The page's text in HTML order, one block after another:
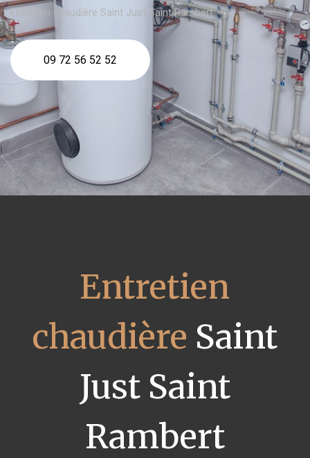
Entretien chaudière Saint Just Saint Rambert
09 72 56 52 52
Entretien
chaudière Saint
Just Saint
Rambert